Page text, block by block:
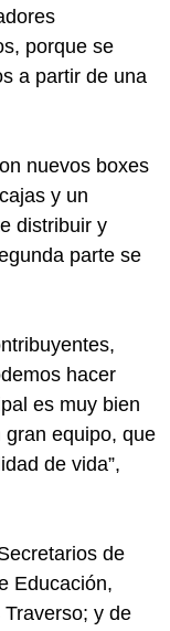
porque se
a partir de una
nuevos boxes
y un
distribuir y
parte se
hacer
es muy bien
equipo, que
de vida”,
de
Educación,
y de